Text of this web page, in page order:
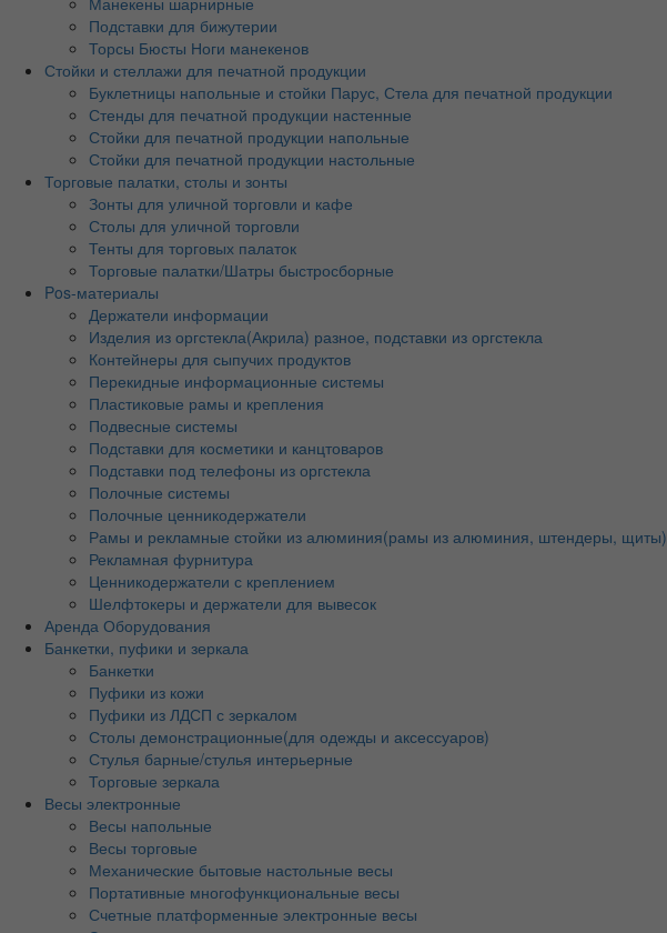
Подставки для бижутерии
Торсы Бюсты Ноги манекенов
Стойки и стеллажи для печатной продукции
Буклетницы напольные и стойки Парус, Стела для печатной продукции
Стенды для печатной продукции настенные
Стойки для печатной продукции напольные
Стойки для печатной продукции настольные
Торговые палатки, столы и зонты
Зонты для уличной торговли и кафе
Столы для уличной торговли
Тенты для торговых палаток
Торговые палатки/Шатры быстросборные
Pos-материалы
Держатели информации
Изделия из оргстекла(Акрила) разное, подставки из оргстекла
Контейнеры для сыпучих продуктов
Перекидные информационные системы
Пластиковые рамы и крепления
Подвесные системы
Подставки для косметики и канцтоваров
Подставки под телефоны из оргстекла
Полочные системы
Полочные ценникодержатели
Рамы и рекламные стойки из алюминия(рамы из алюминия, штендеры, щиты)
Рекламная фурнитура
Ценникодержатели с креплением
Шелфтокеры и держатели для вывесок
Аренда Оборудования
Банкетки, пуфики и зеркала
Банкетки
Пуфики из кожи
Пуфики из ЛДСП с зеркалом
Столы демонстрационные(для одежды и аксессуаров)
Стулья барные/стулья интерьерные
Торговые зеркала
Весы электронные
Весы напольные
Весы торговые
Механические бытовые настольные весы
Портативные многофункциональные весы
Счетные платформенные электронные весы